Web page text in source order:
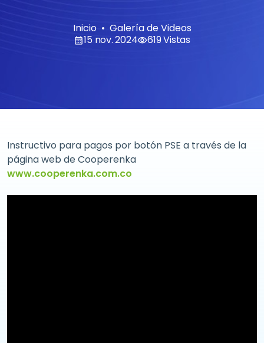
Inicio Galería de Videos
calendar_month15 nov. 2024visibility619 Vistas
Instructivo para pagos por botón PSE a través de la
página web de Cooperenka
www.cooperenka.com.co